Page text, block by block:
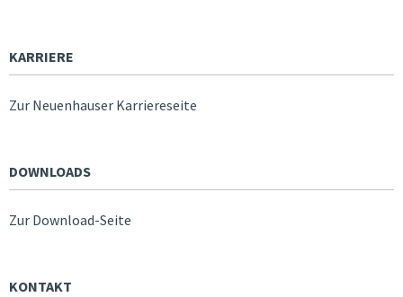
KARRIERE
Zur Neuenhauser Karriereseite
DOWNLOADS
Zur Download-Seite
KONTAKT